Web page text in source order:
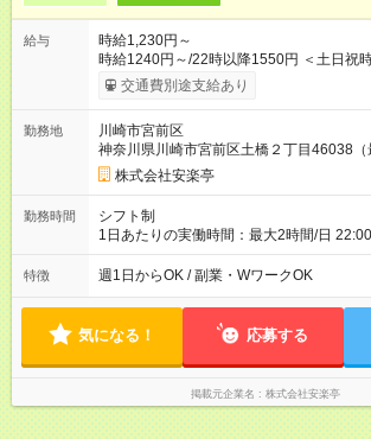
給与
時給1,230円～
時給1240円～/22時以降1550円 ＜土日祝時給+50円＞ ※高校生
時給1230円 【試用期間】試用期間あり 試用期間の長さ：12ヶ
月 雇用形態、給与は本採用時と同じです
交通費別途支給あり
勤務地
川崎市宮前区
神奈川県川崎市宮前区土橋２丁目46038（
株式会社安楽亭
勤務時間
シフト制
1日あたりの実働時間：最大2時間/日
制！ 週1日～・1日3時間～OK！ ※18歳未
での勤務 ＊短時間OK！学業と両立◎ ＊週4日以上のしっかり勤
暇の予定に合わせてのシフト相談も可能！
特徴 週1日からOK / 副業・WワークOK
気になる！ 応募する
掲載元企業名 株式会社安楽亭